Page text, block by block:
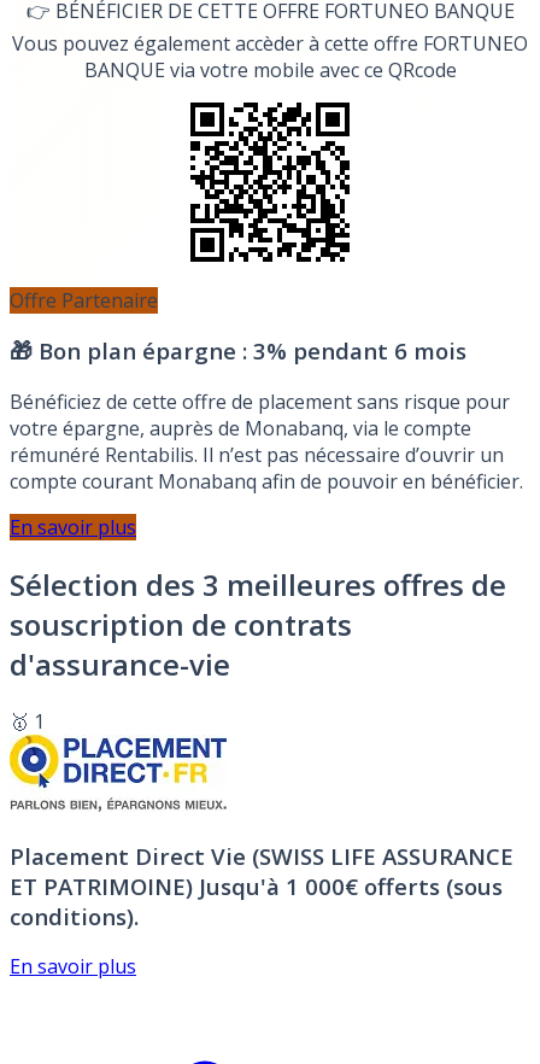
👉 BÉNÉFICIER DE CETTE OFFRE FORTUNEO BANQUE
Vous pouvez également accèder à cette offre FORTUNEO
BANQUE via votre mobile avec ce QRcode
Offre Partenaire
🎁 Bon plan épargne : 3% pendant 6 mois
Bénéficiez de cette offre de placement sans risque pour
votre épargne, auprès de Monabanq, via le compte
rémunéré Rentabilis. Il n’est pas nécessaire d’ouvrir un
compte courant Monabanq afin de pouvoir en bénéficier.
En savoir plus
Sélection des 3 meilleures offres de
souscription de contrats
d'assurance-vie
🥇 1
Placement Direct Vie (SWISS LIFE ASSURANCE
ET PATRIMOINE) Jusqu'à 1 000€ offerts (sous
conditions).
En savoir plus